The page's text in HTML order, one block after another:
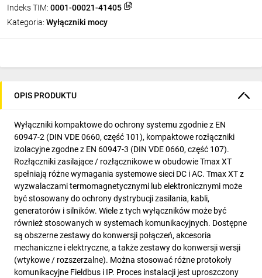
Indeks TIM: 0001-00021-41405
Kategoria: Wyłączniki mocy
OPIS PRODUKTU
Wyłączniki kompaktowe do ochrony systemu zgodnie z EN
60947-2 (DIN VDE 0660, część 101), kompaktowe rozłączniki
izolacyjne zgodne z EN 60947-3 (DIN VDE 0660, część 107).
Rozłączniki zasilające / rozłącznikowe w obudowie Tmax XT
spełniają różne wymagania systemowe sieci DC i AC. Tmax XT z
wyzwalaczami termomagnetycznymi lub elektronicznymi może
być stosowany do ochrony dystrybucji zasilania, kabli,
generatorów i silników. Wiele z tych wyłączników może być
również stosowanych w systemach komunikacyjnych. Dostępne
są obszerne zestawy do konwersji połączeń, akcesoria
mechaniczne i elektryczne, a także zestawy do konwersji wersji
(wtykowe / rozszerzalne). Można stosować różne protokoły
komunikacyjne Fieldbus i IP. Proces instalacji jest uproszczony